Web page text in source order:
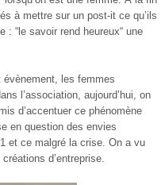
à mettre sur un post-it ce qu’ils
: “le savoir rend heureux“ une
évènement, les femmes
l’association, aujourd’hui, on
d’accentuer ce phénomène
en question des envies
et ce malgré la crise. On a vu
d’entreprise.